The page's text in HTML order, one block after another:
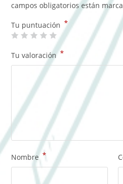
campos obligatorios están
Tu puntuación *
Tu valoración *
Nombre *